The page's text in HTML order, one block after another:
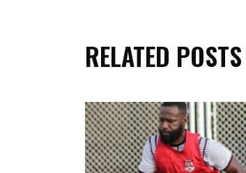
RELATED POSTS